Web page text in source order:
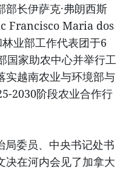
长伊萨克·弗朗西斯
Francisco Maria dos
业部工作代表团于6
国家助农中心并举行工
实越南农业与环境部与
2030阶段农业合作行
局委员、中央书记处书
决在河内会见了加拿大